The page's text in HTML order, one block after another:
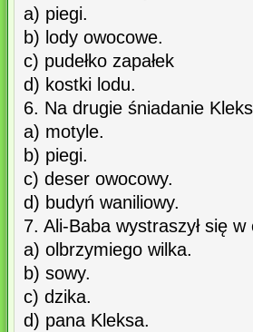
a) piegi.
b) lody owocowe.
c) pudełko zapałek
d) kostki lodu.
6. Na drugie śniadanie
a) motyle.
b) piegi.
c) deser owocowy.
d) budyń waniliowy.
7. Ali-Baba wystraszył się
a) olbrzymiego wilka.
b) sowy.
c) dzika.
d) pana Kleksa.